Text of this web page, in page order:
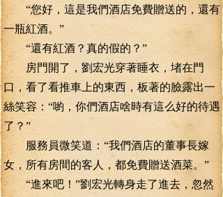
“您好，這是我們酒店免費贈送的，還有
一瓶紅酒。”
“還有紅酒？真的假的？”
房門開了，劉宏光穿著睡衣，堵在門
口，看了看推車上的東西，板著的臉露出一
絲笑容：“喲，你們酒店啥時有這么好的待遇
了？”
服務員微笑道：“我們酒店的董事長嫁
女，所有房間的客人，都免費贈送酒菜。”
“進來吧！”劉宏光轉身走了進去，忽然